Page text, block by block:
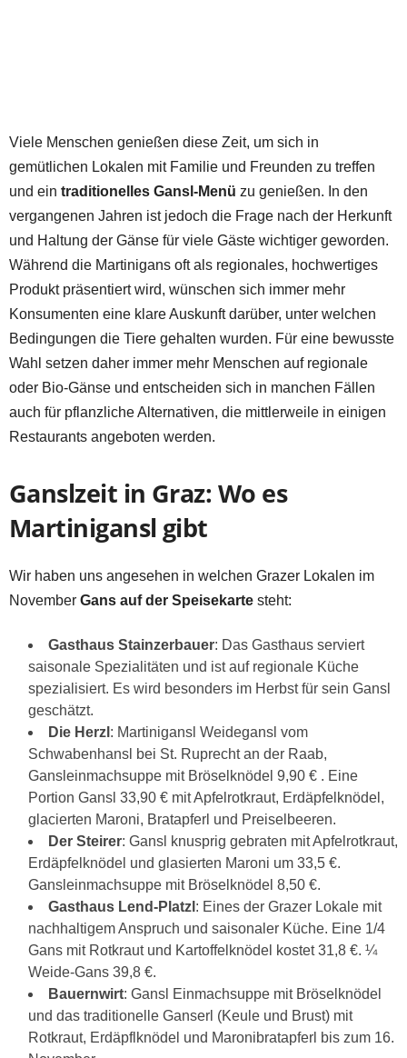
Viele Menschen genießen diese Zeit, um sich in
gemütlichen Lokalen mit Familie und Freunden zu treffen
und ein traditionelles Gansl-Menü zu genießen. In den
vergangenen Jahren ist jedoch die Frage nach der Herkunft
und Haltung der Gänse für viele Gäste wichtiger geworden.
Während die Martinigans oft als regionales, hochwertiges
Produkt präsentiert wird, wünschen sich immer mehr
Konsumenten eine klare Auskunft darüber, unter welchen
Bedingungen die Tiere gehalten wurden. Für eine bewusste
Wahl setzen daher immer mehr Menschen auf regionale
oder Bio-Gänse und entscheiden sich in manchen Fällen
auch für pflanzliche Alternativen, die mittlerweile in einigen
Restaurants angeboten werden.
Ganslzeit in Graz: Wo es
Martinigansl gibt
Wir haben uns angesehen in welchen Grazer Lokalen im
November Gans auf der Speisekarte steht:
Gasthaus Stainzerbauer: Das Gasthaus serviert
saisonale Spezialitäten und ist auf regionale Küche
spezialisiert. Es wird besonders im Herbst für sein Gansl
geschätzt.
Die Herzl : Martinigansl Weidegansl vom
Schwabenhansl bei St. Ruprecht an der Raab,
Gansleinmachsuppe mit Bröselknödel 9,90 € . Eine
Portion Gansl 33,90 € mit Apfelrotkraut, Erdäpfelknödel,
glacierten Maroni, Bratapferl und Preiselbeeren.
Der Steirer: Gansl knusprig gebraten mit Apfelrotkraut,
Erdäpfelknödel und glasierten Maroni um 33,5 €.
Gansleinmachsuppe mit Bröselknödel 8,50 €.
Gasthaus Lend-Platzl : Eines der Grazer Lokale mit
nachhaltigem Anspruch und saisonaler Küche. Eine 1/4
Gans mit Rotkraut und Kartoffelknödel kostet 31,8 €. ¼
Weide-Gans 39,8 €.
Bauernwirt: Gansl Einmachsuppe mit Bröselknödel
und das traditionelle Ganserl (Keule und Brust) mit
Rotkraut, Erdäpflknödel und Maronibratapferl bis zum 16.